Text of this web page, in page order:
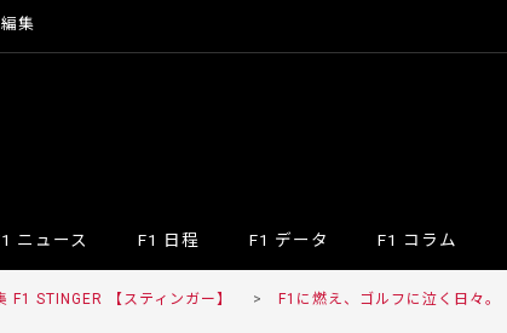
集
ニュース F1 日程 F1 データ F1 コラム
F1 STINGER 【スティンガー】 > F1に燃え、ゴルフに泣く日々。